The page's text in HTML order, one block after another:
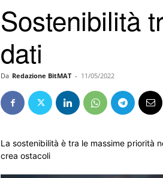
Sostenibilità
dati
Da Redazione BitMAT - 11/05/2022
La sostenibilità è tra le massime priorità
crea ostacoli